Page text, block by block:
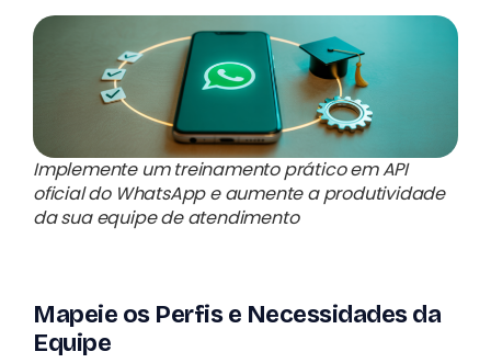
Implemente um treinamento prático em API
oficial do WhatsApp e aumente a produtividade
da sua equipe de atendimento
Mapeie os Perfis e Necessidades da
Equipe